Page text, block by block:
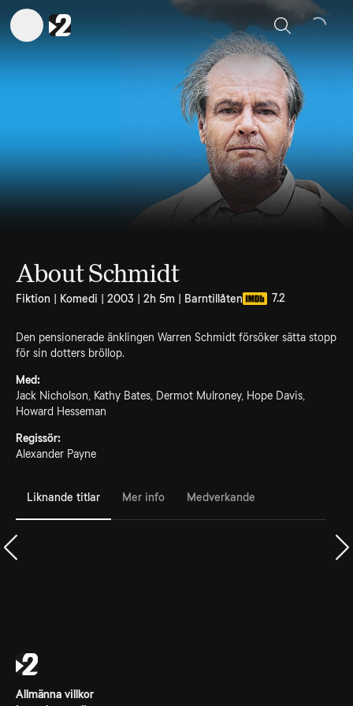
Sök
About Schmidt
Fiktion | Komedi | 2003 | 2h 5m | Barntillåten 7.2
Den pensionerade änklingen Warren Schmidt försöker sätta stopp
för sin dotters bröllop.
Med:
Jack Nicholson, Kathy Bates, Dermot Mulroney, Hope Davis,
Howard Hesseman
Regissör:
Alexander Payne
Liknande titlar Mer info Medverkande
Allmänna villkor